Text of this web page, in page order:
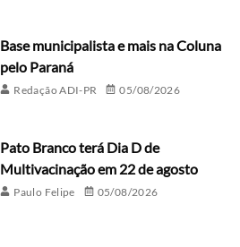
Base municipalista e mais na Coluna
pelo Paraná
Redação ADI-PR 05/08/2026
Pato Branco terá Dia D de
Multivacinação em 22 de agosto
Paulo Felipe 05/08/2026